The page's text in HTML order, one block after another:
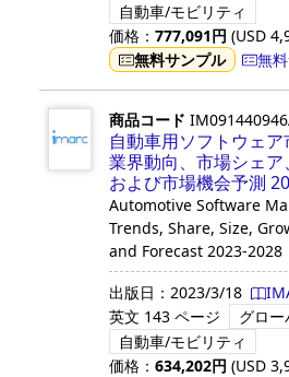
自動車/モビリティ
価格： 777,091円 (USD
無料サンプル
無
商品コード
自動車用ソフトウェ
業界動向、市場シェ
および市場機会予測
Automotive Software
Trends, Share, Size,
and Forecast 2023-2028
出版日： 2023/3/18
英文 143 ページ
グロー
自動車/モビリティ
価格： 634,202円 (USD